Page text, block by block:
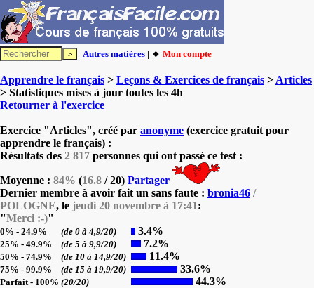
Autres matières | 🔸 Mon compte
Apprendre le français > Leçons & Exercices de français > Articles
> Statistiques mises à jour toutes les 4h
Retourner à l'exercice
Exercice "Articles", créé par anonyme (exercice gratuit pour
apprendre le français) :
Résultats des 2 817 personnes qui ont passé ce test :
Moyenne : 84% (16.8 / 20) Partager
Dernier membre à avoir fait un sans faute : bronia46 /
POLOGNE, le jeudi 20 novembre à 17:41:
"Merci :-)"
0% - 24.9% (de 0 à 4,9/20) 3.4%
25% - 49.9% (de 5 à 9,9/20) 7.2%
50% - 74.9% (de 10 à 14,9/20) 11.4%
75% - 99.9% (de 15 à 19,9/20) 33.6%
Parfait - 100% (20/20) 44.3%